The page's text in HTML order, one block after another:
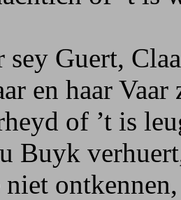
sey Guert,
en haar
of ’t is
Buyk
ontkennen,